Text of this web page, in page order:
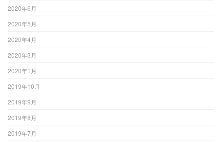
2020年6月
2020年5月
2020年4月
2020年3月
2020年1月
2019年10月
2019年9月
2019年8月
2019年7月